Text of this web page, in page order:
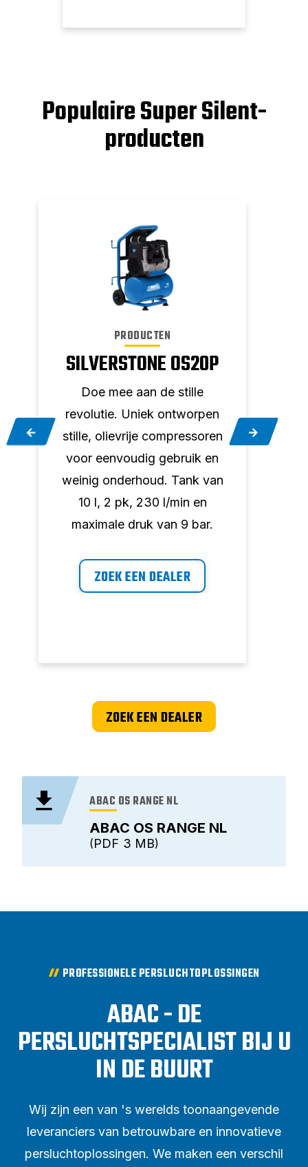
Populaire Super Silent-
producten
PRODUCTEN
SILVERSTONE OS20P
Doe mee aan de stille
revolutie. Uniek ontworpen
stille, olievrije compressoren
voor eenvoudig gebruik en
weinig onderhoud. Tank van
10 l, 2 pk, 230 l/min en
maximale druk van 9 bar.
ZOEK EEN DEALER
ZOEK EEN DEALER
ABAC OS RANGE NL
ABAC OS RANGE NL
3 MB
PDF
PROFESSIONELE PERSLUCHTOPLOSSINGEN
ABAC - DE
PERSLUCHTSPECIALIST BIJ U
IN DE BUURT
Wij zijn een van 's werelds toonaangevende
leveranciers van betrouwbare en innovatieve
persluchtoplossingen. We maken een verschil